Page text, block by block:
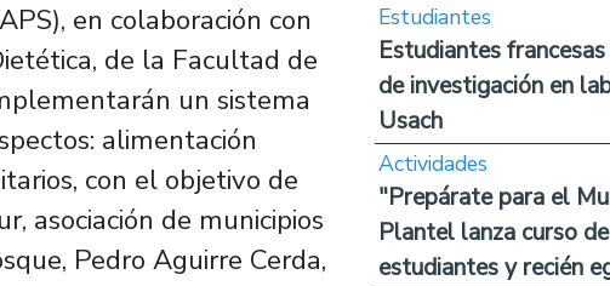
en colaboración con
de la Facultad de
un sistema
alimentación
con el objetivo de
asociación de municipios
Pedro Aguirre Cerda,
Estudiantes
Estudiantes
de investigación en
Usach
Actividades
"Prepárate para el
Plantel lanza curso
estudiantes y recién